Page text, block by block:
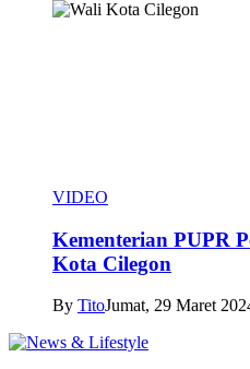
VIDEO
Kementerian PUPR
Kota Cilegon
By TitoJumat, 29 Maret